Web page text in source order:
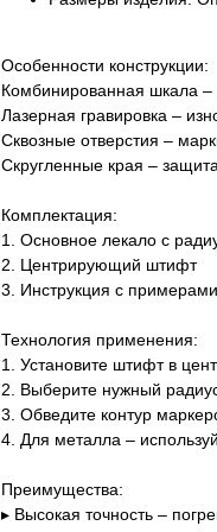
Особенности конструкции:
Комбинированная шкала –
Лазерная гравировка –
Сквозные отверстия –
Скругленные края –
Комплектация:
1. Основное лекало с
2. Центрирующий штифт
3. Инструкция с
Технология применения:
1. Установите штифт в
2. Выберите нужный
3. Обведите контур
4. Для металла –
Преимущества:
▸ Высокая точность –